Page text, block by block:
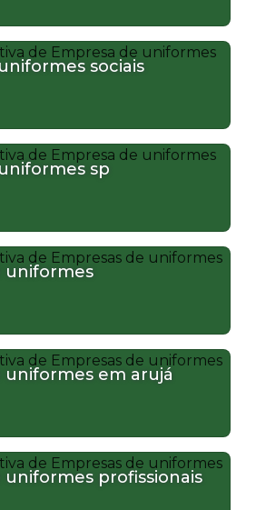
sociais
sp
uniformes
uniformes em arujá
uniformes profissionais